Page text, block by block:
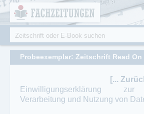
Fachzeitungen.de - Das
Fachmagazine Fachpublikationen
Suchformular
Suche
Probeexemplar: Zeitschrift Read On
[...
Einwilligungserklärung zur
Verarbeitung und Nutzung von
Cookie-Einstellungen